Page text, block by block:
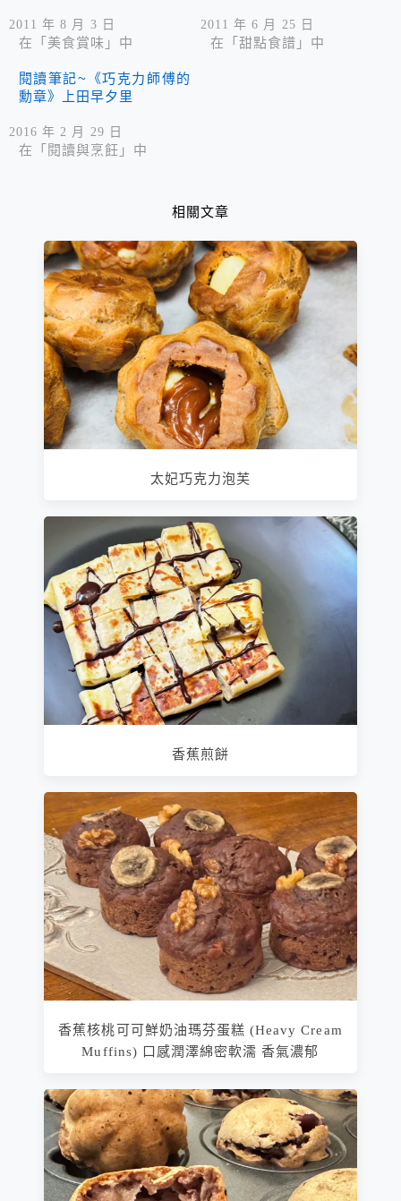
2011 年 8 月 3 日
在「美食賞味」中
2011 年 6 月 25 日
在「甜點食譜」中
閱讀筆記~《巧克力師傅的
勳章》上田早夕里
2016 年 2 月 29 日
在「閱讀與烹飪」中
相關文章
太妃巧克力泡芙
香蕉煎餅
香蕉核桃可可鮮奶油瑪芬蛋糕 (Heavy Cream
Muffins) 口感潤澤綿密軟濡 香氣濃郁